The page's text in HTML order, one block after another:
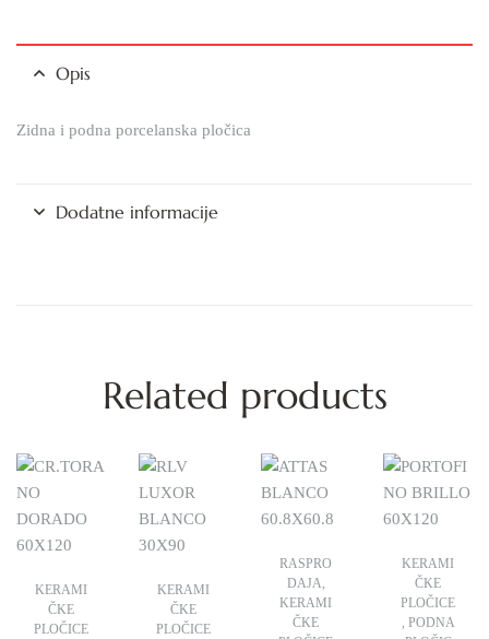
Opis
Zidna i podna porcelanska pločica
Dodatne informacije
Related products
KERAMI
ČKE
PLOČICE
KERAMI
ČKE
PLOČICE
RASPRO
DAJA,
KERAMI
ČKE
KERAMI
ČKE
PLOČICE
, PODNA